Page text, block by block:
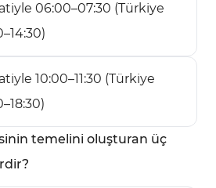
06:00–07:30 (Türkiye
10:00–11:30 (Türkiye
temelini oluşturan üç